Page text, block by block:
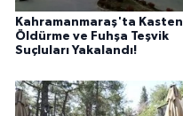
Kahramanmaraş'ta Kasten
Öldürme ve Fuhşa Teşvik
Suçluları Yakalandı!